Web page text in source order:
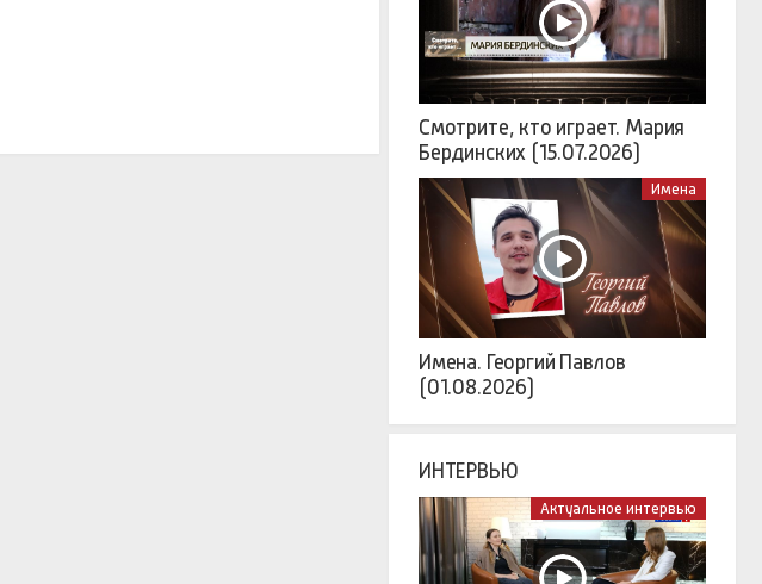
Смотрите, кто играет. Мария
Бердинских (15.07.2026)
Имена
Имена. Георгий Павлов
(01.08.2026)
ИНТЕРВЬЮ
Актуальное интервью